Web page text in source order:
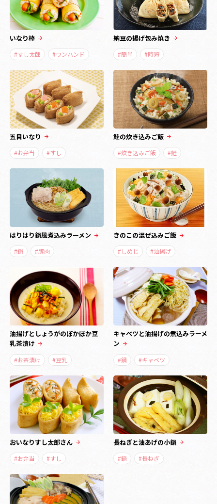
いなり棒
#すし太郎 #ワンハンド
納豆の揚げ包み焼き
#簡単 #時短
五目いなり
#お弁当 #すし
鮭の炊き込みご飯
#炊き込みご飯 #鮭
はりはり鍋風煮込みラーメン
#鍋 #豚肉
きのこの混ぜ込みご飯
#しめじ #油揚げ
油揚げとしょうがのぽかぽか豆
乳茶漬け
#お茶漬け #豆乳
キャベツと油揚げの煮込みラーメ
ン
#鍋 #キャベツ
おいなりすし太郎さん
#お弁当 #すし
長ねぎと油あげの小鍋
#鍋 #長ねぎ